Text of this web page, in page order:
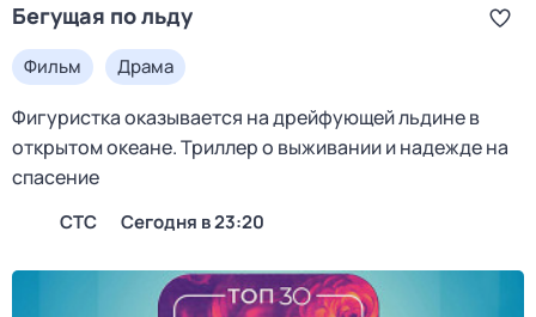
Бегущая по льду
Фильм Драма
Фигуристка оказывается на дрейфующей льдине в
открытом океане. Триллер о выживании и надежде на
спасение
СТС Сегодня в 23:20